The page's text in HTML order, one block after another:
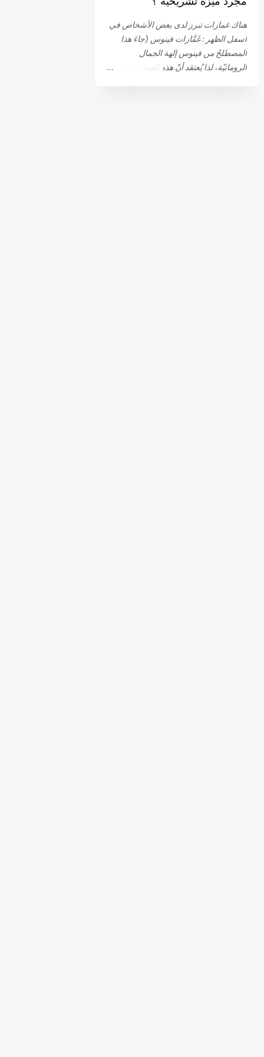
أهم أسباب القذف بدون النشوة الجنسية.
من المحتمل أيضًا أن الذهاب إلى المرحاض
أو ملامسة الحشفة للملابس قد تؤدي إلى
حدوث القذف التلقائي. 81٪ من الرجال
الذين يعانون من هذا النوع من القذف لا
هناك غمازات تبرز لدى بعض الأشخاص في
أسفل الظهر : غَمَّازات فينوس (جاءَ هذا
المصطلحُ من فينوس إلهة الجمال
الرومانيّة، لذا يُعتقد أنّ هذه الغمازات علامةٌ